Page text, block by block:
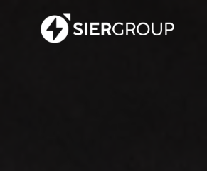
contenido